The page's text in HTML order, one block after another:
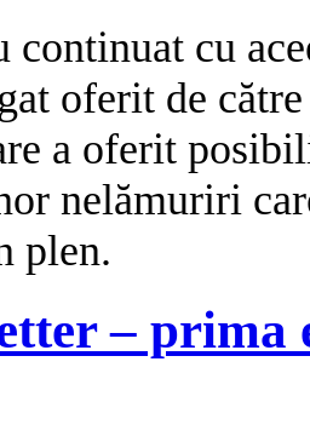
continuat cu
oferit de
a oferit
nelămuriri
plen.
– prima